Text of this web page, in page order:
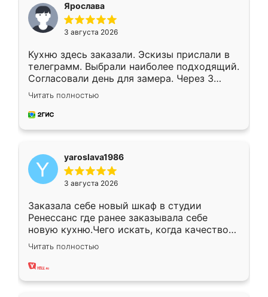
Ярослава
3 августа 2026
Кухню здесь заказали. Эскизы прислали в
телеграмм. Выбрали наиболее подходящий.
Согласовали день для замера. Через 3
недели кухня была уже готова. Остались
довольны работой. Спасибо Ренессанс
мебель за качественную работу!
Читать полностью
yaroslava1986
3 августа 2026
Заказала себе новый шкаф в студии
Ренессанс где ранее заказывала себе
новую кухню.Чего искать, когда качеством
вполне довольна. Служит кухня уже почти
два года, нареканий нет.
Читать полностью